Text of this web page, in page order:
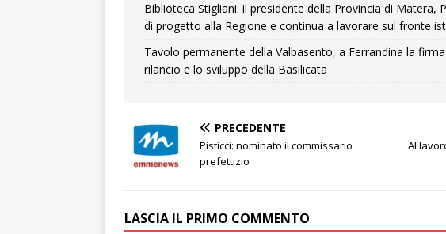
Biblioteca Stigliani: il presidente della Provincia di
di progetto alla Regione e continua a lavorare sul fronte
Tavolo permanente della Valbasento, a Ferrandina la
rilancio e lo sviluppo della Basilicata
PRECEDENTE
Pisticci: nominato il commissario
prefettizio
Al
LASCIA IL PRIMO COMMENTO